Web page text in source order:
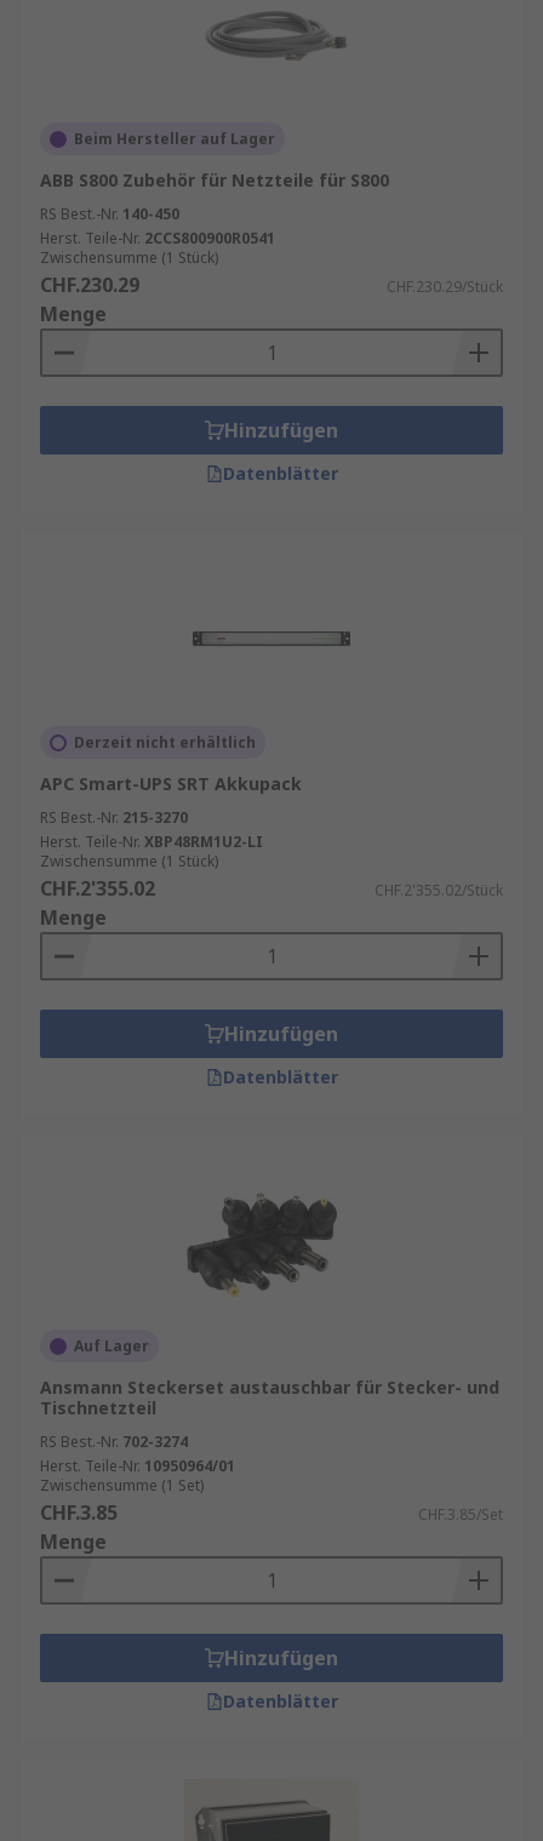
Beim Hersteller auf Lager
ABB S800 Zubehör für Netzteile für S800
RS Best.-Nr. 140-450
Herst. Teile-Nr. 2CCS800900R0541
Zwischensumme (1 Stück)
CHF.230.29 CHF.230.29/Stück
Menge
Hinzufügen
Datenblätter
Derzeit nicht erhältlich
APC Smart-UPS SRT Akkupack
RS Best.-Nr. 215-3270
Herst. Teile-Nr. XBP48RM1U2-LI
Zwischensumme (1 Stück)
CHF.2'355.02 CHF.2'355.02/Stück
Menge
Hinzufügen
Datenblätter
Auf Lager
Ansmann Steckerset austauschbar für Stecker- und
Tischnetzteil
RS Best.-Nr. 702-3274
Herst. Teile-Nr. 10950964/01
Zwischensumme (1 Set)
CHF.3.85 CHF.3.85/Set
Menge
Hinzufügen
Datenblätter